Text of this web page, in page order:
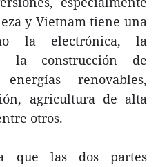
y Vietnam tiene una
la electrónica, la
la construcción de
renovables,
agricultura de alta
otros.
que las dos partes